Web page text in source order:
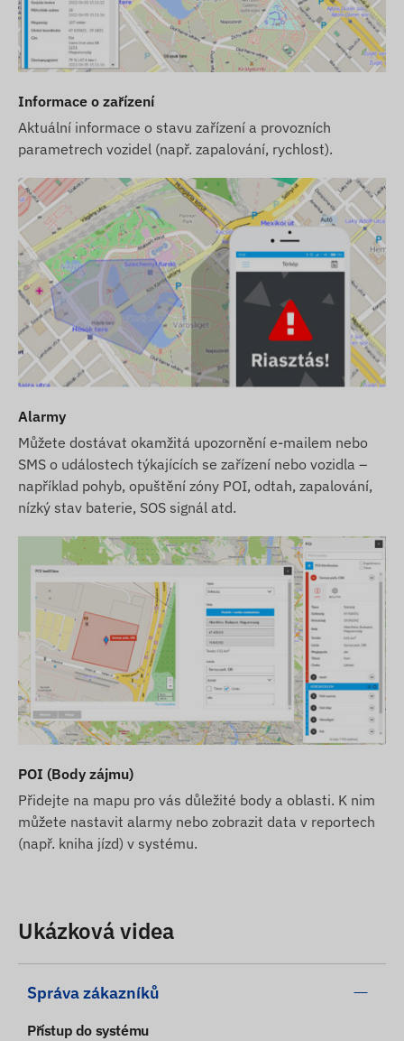
Informace o zařízení
Aktuální informace o stavu zařízení a provozních
parametrech vozidel (např. zapalování, rychlost).
Alarmy
Můžete dostávat okamžitá upozornění e-mailem nebo
SMS o událostech týkajících se zařízení nebo vozidla –
například pohyb, opuštění zóny POI, odtah, zapalování,
nízký stav baterie, SOS signál atd.
POI (Body zájmu)
Přidejte na mapu pro vás důležité body a oblasti. K nim
můžete nastavit alarmy nebo zobrazit data v reportech
(např. kniha jízd) v systému.
Ukázková videa
Správa zákazníků
Přístup do systému